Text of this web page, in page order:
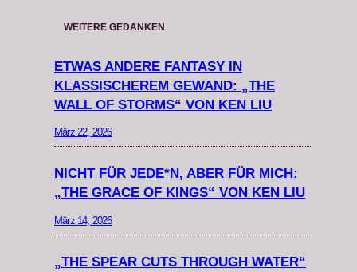
WEITERE GEDANKEN
ETWAS ANDERE FANTASY IN
KLASSISCHEREM GEWAND: „THE
WALL OF STORMS“ VON KEN LIU
März 22, 2026
NICHT FÜR JEDE*N, ABER FÜR MICH:
„THE GRACE OF KINGS“ VON KEN LIU
März 14, 2026
„THE SPEAR CUTS THROUGH WATER“